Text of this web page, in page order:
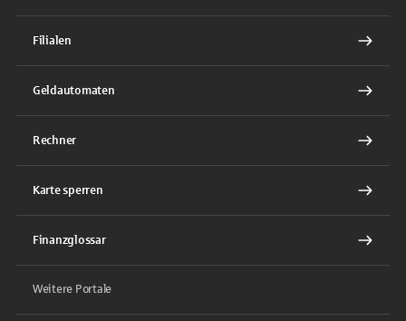
Filialen
Geldautomaten
Rechner
Karte sperren
Finanzglossar
Weitere Portale